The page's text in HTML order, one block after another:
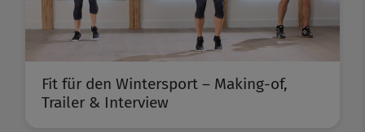
Fit für den Wintersport – Making-of,
Trailer & Interview